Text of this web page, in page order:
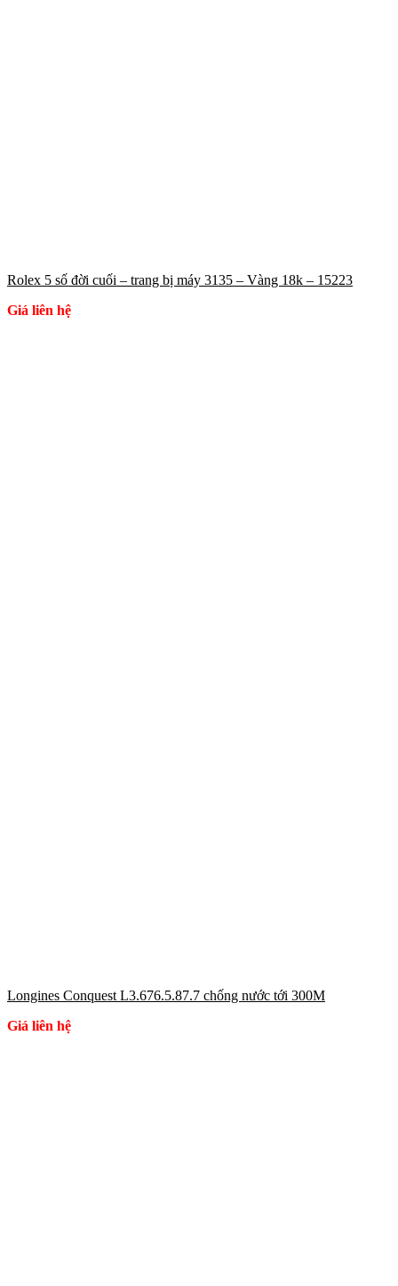
Rolex 5 số đời cuối – trang bị máy 3135 – Vàng 18k – 15223
Giá liên hệ
Longines Conquest L3.676.5.87.7 chống nước tới 300M
Giá liên hệ